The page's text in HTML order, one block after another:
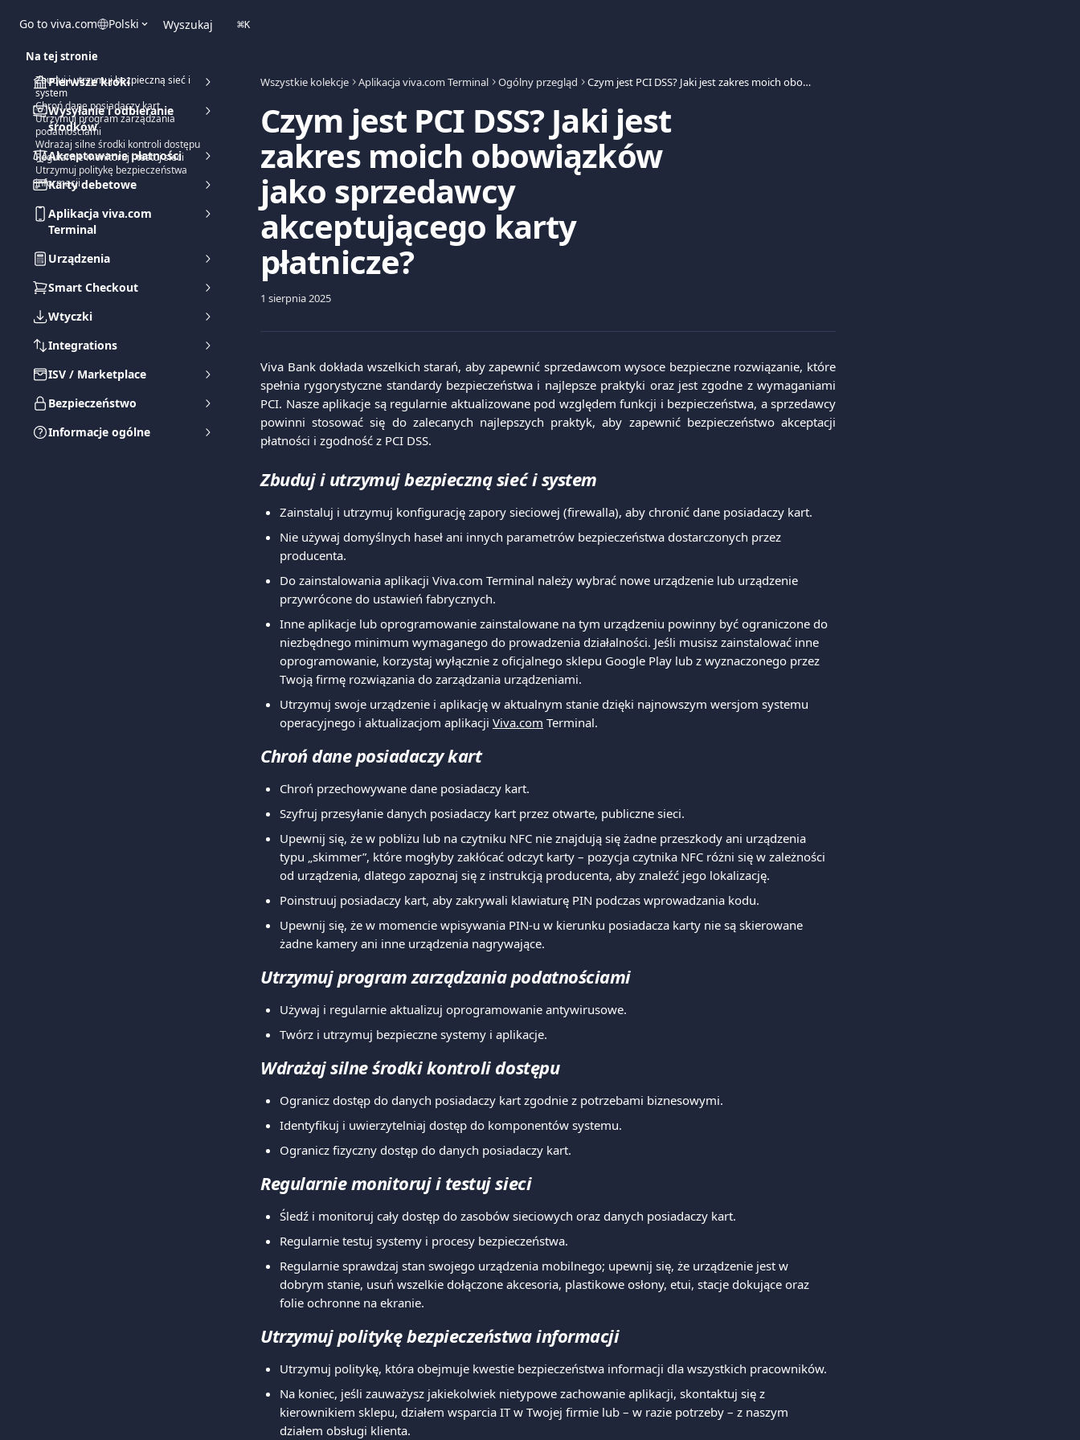
Go to viva.com Polski Wyszukaj ⌘K
Pierwsze kroki
Wysyłanie i odbieranie
środków
Akceptowanie płatności
Karty debetowe
Aplikacja viva.com
Terminal
Urządzenia
Smart Checkout
Wtyczki
Integrations
ISV / Marketplace
Bezpieczeństwo
Informacje ogólne
Wszystkie kolekcje Aplikacja viva.com Terminal Ogólny przegląd Czym jest PCI DSS? Jaki jest zakres moich obowiązków jako sprzedawcy akceptującego karty płatnicze?
Czym jest PCI DSS? Jaki jest
zakres moich obowiązków
jako sprzedawcy
akceptującego karty
płatnicze?
1 sierpnia 2025
Viva Bank dokłada wszelkich starań, aby zapewnić sprzedawcom wysoce bezpieczne rozwiązanie, które
spełnia rygorystyczne standardy bezpieczeństwa i najlepsze praktyki oraz jest zgodne z wymaganiami
PCI. Nasze aplikacje są regularnie aktualizowane pod względem funkcji i bezpieczeństwa, a sprzedawcy
powinni stosować się do zalecanych najlepszych praktyk, aby zapewnić bezpieczeństwo akceptacji
płatności i zgodność z PCI DSS.
Zbuduj i utrzymuj bezpieczną sieć i system
Zainstaluj i utrzymuj konfigurację zapory sieciowej (firewalla), aby chronić dane posiadaczy kart.
Nie używaj domyślnych haseł ani innych parametrów bezpieczeństwa dostarczonych przez
producenta.
Do zainstalowania aplikacji Viva.com Terminal należy wybrać nowe urządzenie lub urządzenie
przywrócone do ustawień fabrycznych.
Inne aplikacje lub oprogramowanie zainstalowane na tym urządzeniu powinny być ograniczone do
niezbędnego minimum wymaganego do prowadzenia działalności. Jeśli musisz zainstalować inne
oprogramowanie, korzystaj wyłącznie z oficjalnego sklepu Google Play lub z wyznaczonego przez
Twoją firmę rozwiązania do zarządzania urządzeniami.
Utrzymuj swoje urządzenie i aplikację w aktualnym stanie dzięki najnowszym wersjom systemu
operacyjnego i aktualizacjom aplikacji Viva.com Terminal.
Chroń dane posiadaczy kart
Chroń przechowywane dane posiadaczy kart.
Szyfruj przesyłanie danych posiadaczy kart przez otwarte, publiczne sieci.
Upewnij się, że w pobliżu lub na czytniku NFC nie znajdują się żadne przeszkody ani urządzenia
typu „skimmer”, które mogłyby zakłócać odczyt karty – pozycja czytnika NFC różni się w zależności
od urządzenia, dlatego zapoznaj się z instrukcją producenta, aby znaleźć jego lokalizację.
Poinstruuj posiadaczy kart, aby zakrywali klawiaturę PIN podczas wprowadzania kodu.
Upewnij się, że w momencie wpisywania PIN-u w kierunku posiadacza karty nie są skierowane
żadne kamery ani inne urządzenia nagrywające.
Utrzymuj program zarządzania podatnościami
Używaj i regularnie aktualizuj oprogramowanie antywirusowe.
Twórz i utrzymuj bezpieczne systemy i aplikacje.
Wdrażaj silne środki kontroli dostępu
Ogranicz dostęp do danych posiadaczy kart zgodnie z potrzebami biznesowymi.
Identyfikuj i uwierzytelniaj dostęp do komponentów systemu.
Ogranicz fizyczny dostęp do danych posiadaczy kart.
Regularnie monitoruj i testuj sieci
Śledź i monitoruj cały dostęp do zasobów sieciowych oraz danych posiadaczy kart.
Regularnie testuj systemy i procesy bezpieczeństwa.
Regularnie sprawdzaj stan swojego urządzenia mobilnego; upewnij się, że urządzenie jest w
dobrym stanie, usuń wszelkie dołączone akcesoria, plastikowe osłony, etui, stacje dokujące oraz
folie ochronne na ekranie.
Utrzymuj politykę bezpieczeństwa informacji
Utrzymuj politykę, która obejmuje kwestie bezpieczeństwa informacji dla wszystkich pracowników.
Na koniec, jeśli zauważysz jakiekolwiek nietypowe zachowanie aplikacji, skontaktuj się z
kierownikiem sklepu, działem wsparcia IT w Twojej firmie lub – w razie potrzeby – z naszym
działem obsługi klienta.
Na tej stronie
Zbuduj i utrzymuj bezpieczną sieć i
system
Chroń dane posiadaczy kart
Utrzymuj program zarządzania
podatnościami
Wdrażaj silne środki kontroli dostępu
Regularnie monitoruj i testuj sieci
Utrzymuj politykę bezpieczeństwa
informacji